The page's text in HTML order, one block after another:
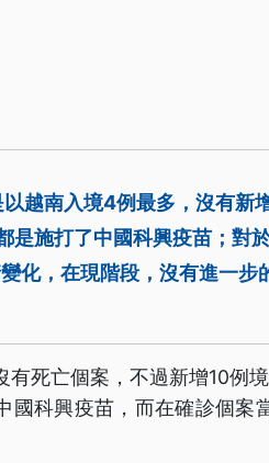
越南入境4例最多，沒有新
是施打了中國科興疫苗；對
化，在現階段，沒有進一步
死亡個案，不過新增10例
國科興疫苗，而在確診個案